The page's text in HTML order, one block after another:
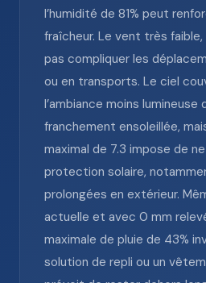
l’humidité de 81% peut
fraîcheur. Le vent très
pas compliquer les
ou en transports. Le ciel
l’ambiance moins lumineuse
franchement ensoleillée,
maximal de 7.3 impose de
protection solaire,
prolongées en extérieur.
actuelle et avec 0 mm
maximale de pluie de 43%
solution de repli ou un